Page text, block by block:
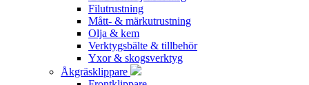
Filutrustning
Mått- & märkutrustning
Olja & kem
Verktygsbälte & tillbehör
Yxor & skogsverktyg
Åkgräsklippare